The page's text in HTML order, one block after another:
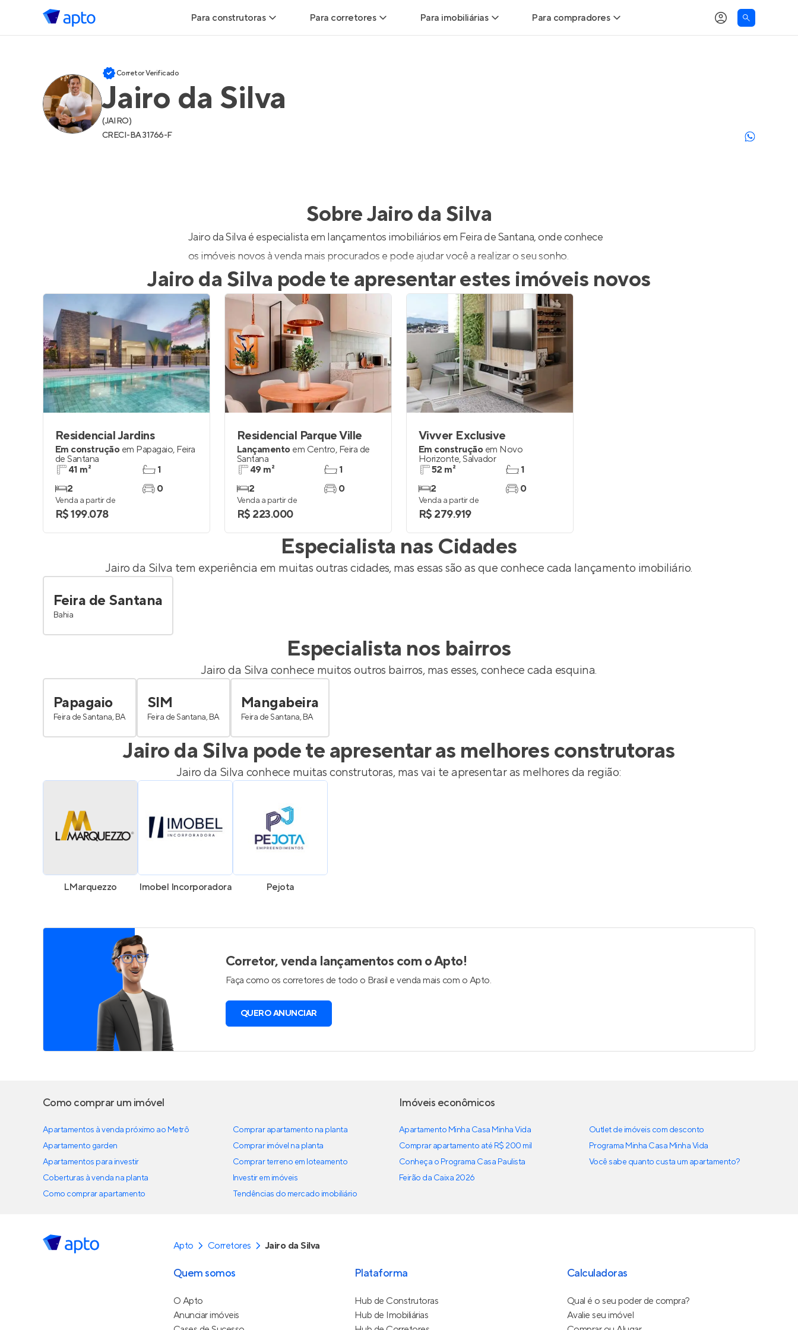
Para construtoras
Geração de Visitas
Para corretores
Anunciar imóveis
Para imobiliárias Para compradores
Corretor Verificado
Jairo da Silva
(JAIRO)
CRECI-BA 31766-F
SobreJairo da Silva
Jairo da Silva é especialista em lançamentos imobiliários em Feira de Santana, onde conhece
os imóveis novos à venda mais procurados e pode ajudar você a realizar o seu sonho.
Jairo da Silva pode te apresentar estes imóveis novos
Residencial Jardins
Em construção em Papagaio, Feira
de Santana
41 m²
2
1
0
Venda a partir de
R$ 199.078
Residencial Parque Ville
Lançamento em Centro, Feira de
Santana
49 m²
2
1
0
Venda a partir de
R$ 223.000
Vivver Exclusive
Em construção em Novo
Horizonte,Salvador
52 m²
2
1
0
Venda a partir de
R$ 279.919
Especialista nas Cidades
Jairo da Silva tem experiência em muitas outras cidades, mas essas são as que conhece cada lançamento imobiliário.
Feira de Santana
Bahia
Especialista nos bairros
Jairo da Silva conhece muitos outros bairros, mas esses, conhece cada esquina.
Papagaio
Feira de Santana, BA
SIM
Feira de Santana, BA
Mangabeira
Feira de Santana, BA
Jairo da Silva pode te apresentar as melhores construtoras
Jairo da Silva conhece muitas construtoras, mas vai te apresentar as melhores da região:
LMarquezzo Imobel Incorporadora Pejota
Corretor, venda lançamentos com o Apto!
Faça como os corretores de todo o Brasil e venda mais com o Apto.
QUERO ANUNCIAR
Como comprar um imóvel
Apartamentos à venda próximo ao Metrô
Apartamento garden
Apartamentos para investir
Coberturas à venda na planta
Como comprar apartamento
Comprar apartamento na planta
Comprar imóvel na planta
Comprar terreno em loteamento
Investir em imóveis
Tendências do mercado imobiliário
Imóveis econômicos
Apartamento Minha Casa Minha Vida
Comprar apartamento até R$ 200 mil
Conheça o Programa Casa Paulista
Feirão da Caixa 2026
Outlet de imóveis com desconto
Programa Minha Casa Minha Vida
Você sabe quanto custa um apartamento?
Apto Corretores Jairo da Silva
Quem somos
O Apto
Anunciar imóveis
Plataforma
Hub de Construtoras
Hub de Imobiliárias
Calculadoras
Qual é o seu poder de compra?
Avalie seu imóvel